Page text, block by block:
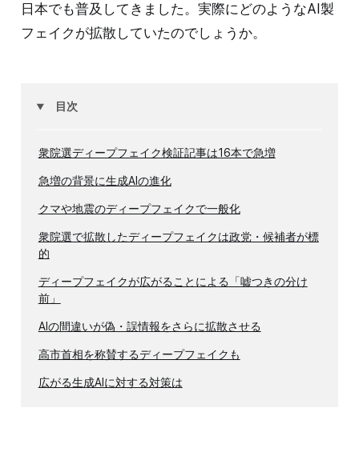
日本でも普及してきました。実際にどのようなAI製
フェイクが拡散していたのでしょうか。
目次
衆院選ディープフェイク検証記事は16本で急増
急増の背景に生成AIの進化
クマや地震のディープフェイクで一般化
衆院選で拡散したディープフェイクは政党・候補者が標
的
ディープフェイクが広がることによる「嘘つきの分け
前」
AIの間違いが偽・誤情報をさらに拡散させる
高市首相を称賛するディープフェイクも
広がる生成AIに対する対策は